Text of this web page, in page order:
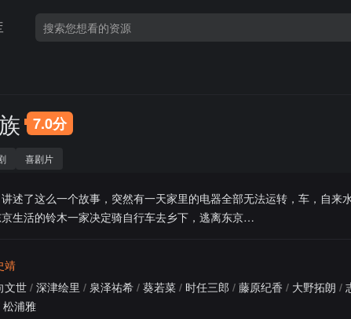
7.0分
喜剧片
讲述了这么一个故事，突然有一天家里的电器全部无法运转，车，自来
生活的铃木一家决定骑自行车去乡下，逃离东京…
靖
文世 / 深津绘里 / 泉泽祐希 / 葵若菜 / 时任三郎 / 藤原纪香 / 大野拓朗 /
松浦雅